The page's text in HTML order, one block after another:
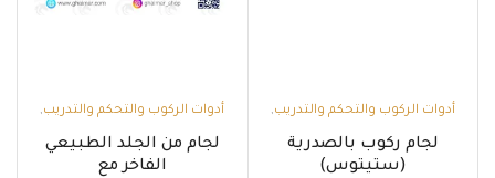
أدوات الركوب والتحكم والتدريب,
العروض والتخفيضات
لجام ركوب بالصدرية
(ستيتوس)
أدوات الركوب والتحكم والتدريب,
لجام من الجلد الطبيعي
الفاخر مع